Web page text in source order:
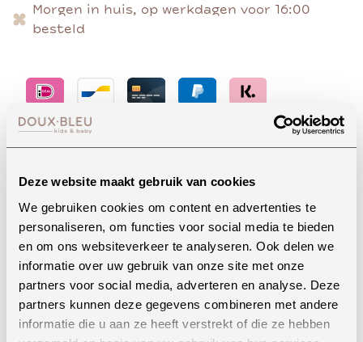
Deze website maakt gebruik van cookies
We gebruiken cookies om content en advertenties te
personaliseren, om functies voor social media te bieden
en om ons websiteverkeer te analyseren. Ook delen we
informatie over uw gebruik van onze site met onze
partners voor social media, adverteren en analyse. Deze
partners kunnen deze gegevens combineren met andere
informatie die u aan ze heeft verstrekt of die ze hebben
Morgen in huis, op werkdagen voor 16:00
besteld
Whatsapp
Onze winkel in Uden